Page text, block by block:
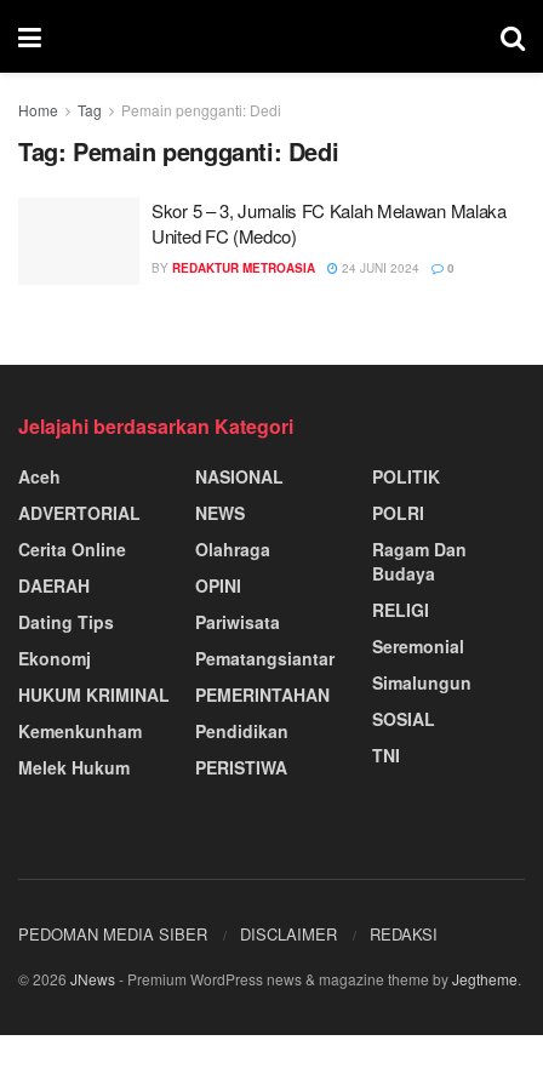
Home Tag Pemain pengganti: Dedi
Tag: Pemain pengganti: Dedi
Skor 5 – 3, Jurnalis FC Kalah Melawan Malaka
United FC (Medco)
BY REDAKTUR METROASIA 24 JUNI 2024 0
Jelajahi berdasarkan Kategori
Aceh
ADVERTORIAL
Cerita Online
DAERAH
Dating Tips
Ekonomj
HUKUM KRIMINAL
Kemenkunham
Melek Hukum
NASIONAL
NEWS
Olahraga
OPINI
Pariwisata
Pematangsiantar
PEMERINTAHAN
Pendidikan
PERISTIWA
POLITIK
POLRI
Ragam Dan
Budaya
RELIGI
Seremonial
Simalungun
SOSIAL
TNI
PEDOMAN MEDIA SIBER DISCLAIMER REDAKSI
© 2026 JNews- Premium WordPress news & magazine theme byJegtheme.